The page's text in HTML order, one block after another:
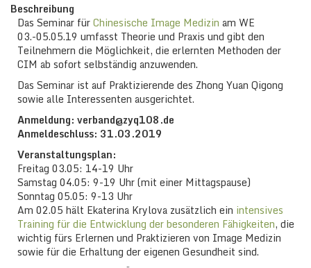
Beschreibung
Das Seminar fürChinesische Image Medizin am WE
03.-05.05.19 umfasst Theorie und Praxis und gibt den
Teilnehmern die Möglichkeit, die erlernten Methoden der
CIM ab sofort selbständig anzuwenden.
Das Seminar ist auf Praktizierende des Zhong Yuan Qigong
sowie alle Interessenten ausgerichtet.
Anmeldung: verband@zyq108.de
Anmeldeschluss: 31.03.2019
Veranstaltungsplan:
Freitag 03.05: 14-19 Uhr
Samstag 04.05: 9-19 Uhr (mit einer Mittagspause)
Sonntag 05.05: 9-13 Uhr
Am 02.05 hält Ekaterina Krylova zusätzlich ein intensives
Training für die Entwicklung der besonderen Fähigkeiten, die
wichtig fürs Erlernen und Praktizieren von Image Medizin
sowie für die Erhaltung der eigenen Gesundheit sind.